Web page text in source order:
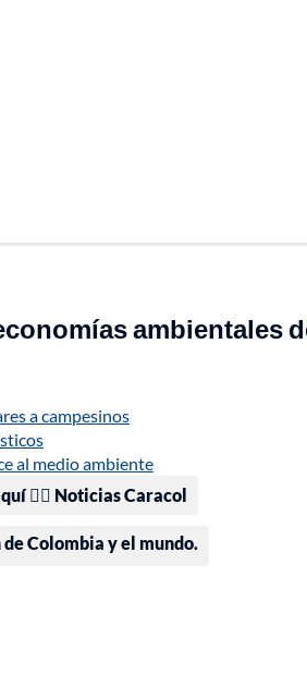
ambientales
a campesinos
al medio ambiente
👉🏻 Noticias Caracol
Colombia y el mundo.